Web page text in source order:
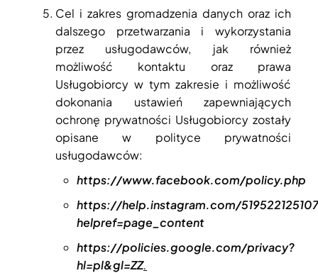
Cel i zakres gromadzenia danych oraz ich
dalszego przetwarzania i wykorzystania
przez usługodawców, jak również
możliwość kontaktu oraz prawa
Usługobiorcy w tym zakresie i możliwość
dokonania ustawień zapewniających
ochronę prywatności Usługobiorcy zostały
opisane w polityce prywatności
usługodawców:
https://www.facebook.com/policy.php
https://help.instagram.com/
helpref=page_content
https://policies.google.com/privacy?
hl=pl&gl=ZZ.